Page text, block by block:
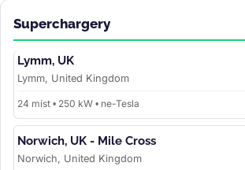
Superchargery
Lymm, UK
Lymm, United Kingdom
24 míst • 250 kW • ne-Tesla
Norwich, UK - Mile Cross
Norwich, United Kingdom